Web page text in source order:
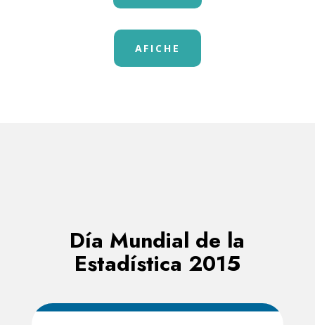
AFICHE
Día Mundial de la
Estadística 2015